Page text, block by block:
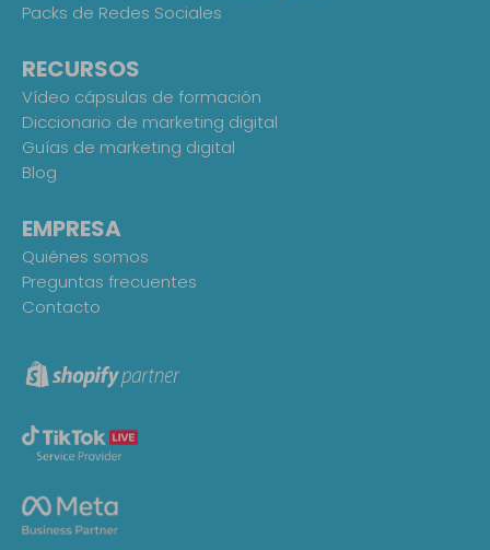
Packs de Redes Sociales
RECURSOS
Vídeo cápsulas de formación
Diccionario de marketing digital
Guías de marketing digital
Blog
EMPRESA
Quiénes somos
Preguntas frecuentes
Contacto